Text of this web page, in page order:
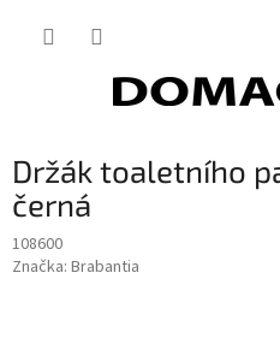
Držák toaletního
černá
108600
Značka: Brabantia